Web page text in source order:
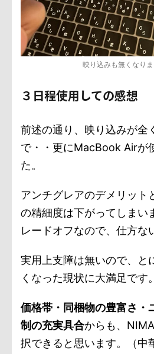
映り込みも無くなりま
３日程使用しての感想
前述の通り、映り込みが全
で・・更にMacBook Airが
た。
アンチグレアのデメリット
の精細度は下がってしまい
レードオフなので、仕方な
実用上支障は無いので、と
くなった現状に大満足です。
価格帯・同梱物の豊富さ・
制の充実具合からも、
択できると思います。（中